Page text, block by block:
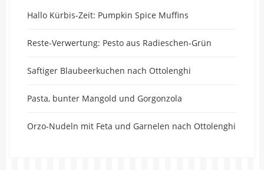
Hallo Kürbis-Zeit: Pumpkin Spice Muffins
Reste-Verwertung: Pesto aus Radieschen-Grün
Saftiger Blaubeerkuchen nach Ottolenghi
Pasta, bunter Mangold und Gorgonzola
Orzo-Nudeln mit Feta und Garnelen nach Ottolenghi